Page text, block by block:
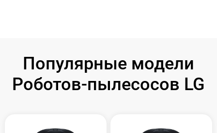
Популярные модели
Роботов-пылесосов LG